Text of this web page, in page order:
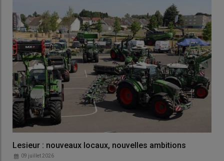
Lesieur : nouveaux locaux, nouvelles ambitions
09 juillet 2026